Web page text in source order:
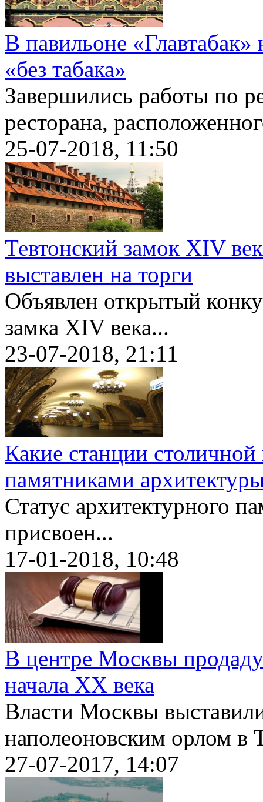
В павильоне
«без табака»
Завершились работы по
ресторана,
25-07-2018, 11:50
Тевтонский замок XIV
выставлен на торги
Объявлен открытый
замка XIV века...
23-07-2018, 21:11
Какие станции
памятниками
Статус архитектурного
присвоен...
17-01-2018, 10:48
В центре Москвы
начала XX века
Власти Москвы
наполеоновским орлом в
27-07-2017, 14:07